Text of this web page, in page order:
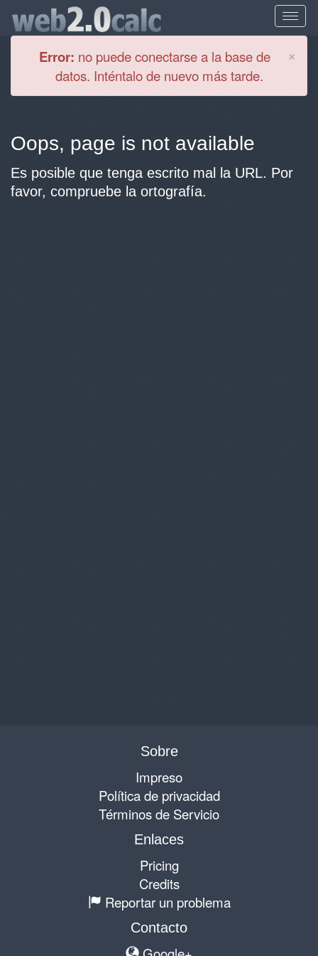
×
Error: no puede conectarse a la base de
datos. Inténtalo de nuevo más tarde.
Oops, page is not available
Es posible que tenga escrito mal la URL. Por
favor, compruebe la ortografía.
Sobre
Impreso
Política de privacidad
Términos de Servicio
Enlaces
Pricing
Credits
Reportar un problema
Contacto